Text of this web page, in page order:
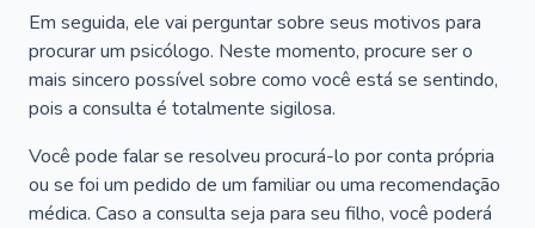
Em seguida, ele vai perguntar sobre seus motivos para
procurar um psicólogo. Neste momento, procure ser o
mais sincero possível sobre como você está se sentindo,
pois a consulta é totalmente sigilosa.
Você pode falar se resolveu procurá-lo por conta própria
ou se foi um pedido de um familiar ou uma recomendação
médica. Caso a consulta seja para seu filho, você poderá